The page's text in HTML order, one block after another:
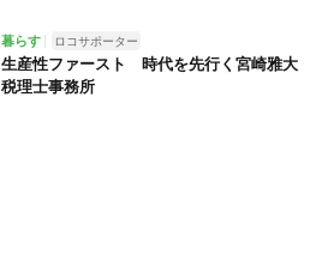
暮らす ロコサポーター
生産性ファースト 時代を先行く宮崎雅大
税理士事務所